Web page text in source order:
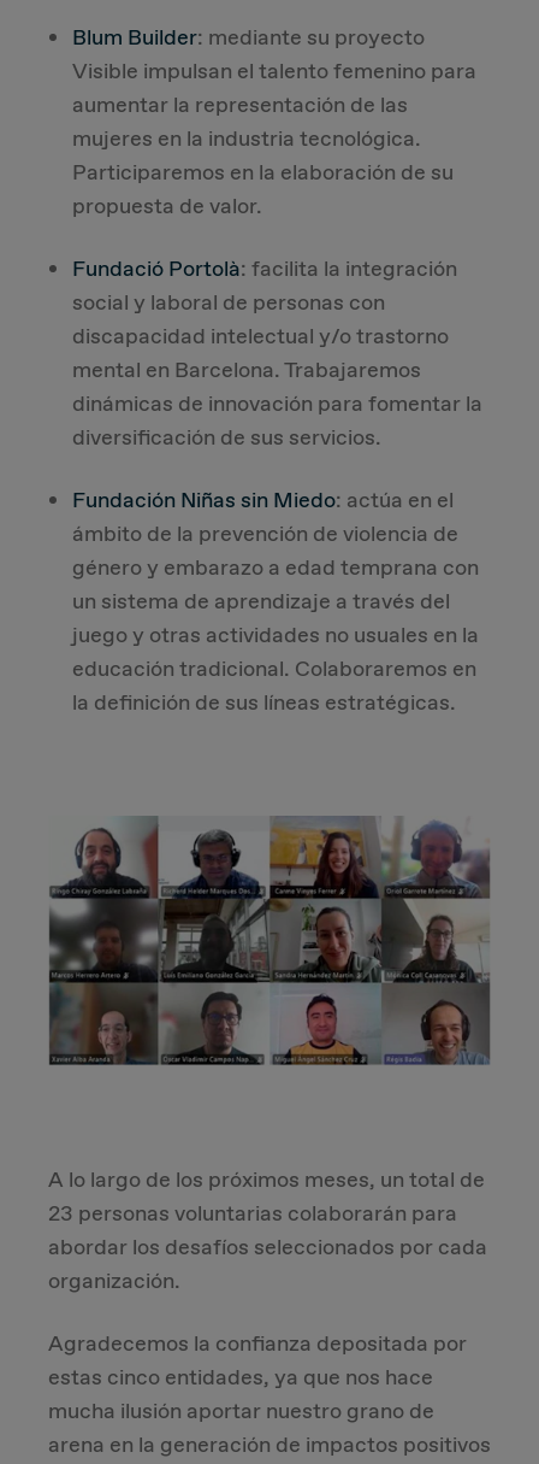
Blum Builder: mediante su proyecto
Visible impulsan el talento femenino para
aumentar la representación de las
mujeres en la industria tecnológica.
Participaremos en la elaboración de su
propuesta de valor.
Fundació Portolà: facilita la integración
social y laboral de personas con
discapacidad intelectual y/o trastorno
mental en Barcelona. Trabajaremos
dinámicas de innovación para fomentar la
diversificación de sus servicios.
Fundación Niñas sin Miedo: actúa en el
ámbito de la prevención de violencia de
género y embarazo a edad temprana con
un sistema de aprendizaje a través del
juego y otras actividades no usuales en la
educación tradicional. Colaboraremos en
la definición de sus líneas estratégicas.
A lo largo de los próximos meses, un total de
23 personas voluntarias colaborarán para
abordar los desafíos seleccionados por cada
organización.
Agradecemos la confianza depositada por
estas cinco entidades, ya que nos hace
mucha ilusión aportar nuestro grano de
arena en la generación de impactos positivos